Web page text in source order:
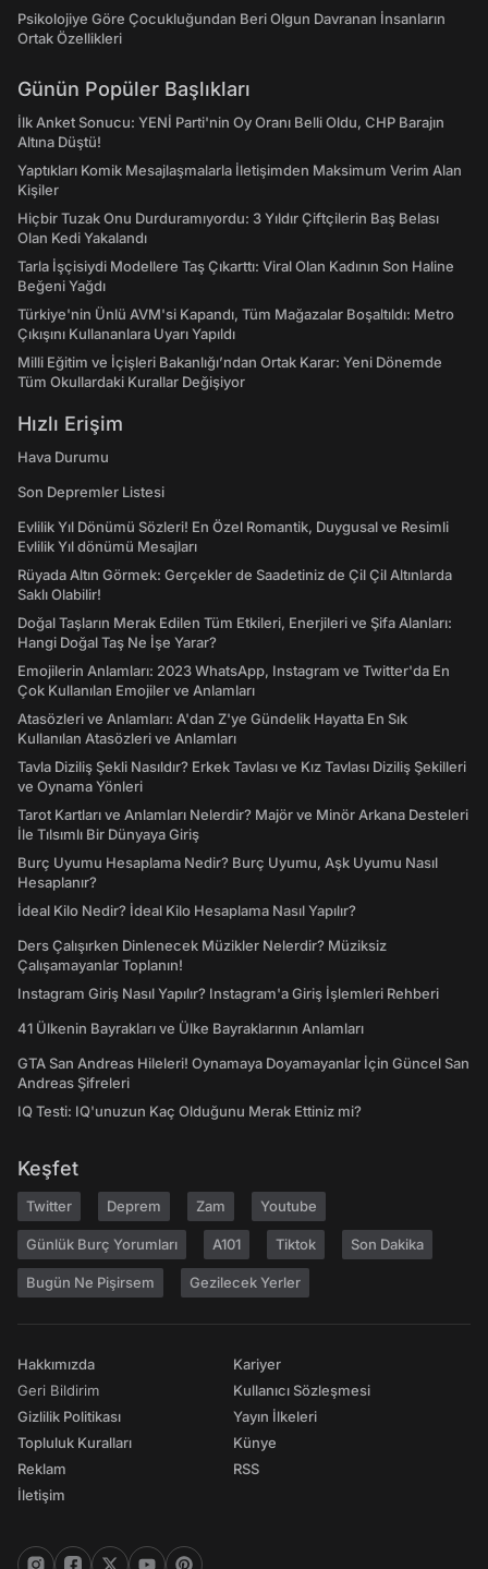
Psikolojiye Göre Çocukluğundan Beri Olgun Davranan İnsanların
Ortak Özellikleri
Günün Popüler Başlıkları
İlk Anket Sonucu: YENİ Parti'nin Oy Oranı Belli Oldu, CHP Barajın
Altına Düştü!
Yaptıkları Komik Mesajlaşmalarla İletişimden Maksimum Verim Alan
Kişiler
Hiçbir Tuzak Onu Durduramıyordu: 3 Yıldır Çiftçilerin Baş Belası
Olan Kedi Yakalandı
Tarla İşçisiydi Modellere Taş Çıkarttı: Viral Olan Kadının Son Haline
Beğeni Yağdı
Türkiye'nin Ünlü AVM'si Kapandı, Tüm Mağazalar Boşaltıldı: Metro
Çıkışını Kullananlara Uyarı Yapıldı
Milli Eğitim ve İçişleri Bakanlığı’ndan Ortak Karar: Yeni Dönemde
Tüm Okullardaki Kurallar Değişiyor
Hızlı Erişim
Hava Durumu
Son Depremler Listesi
Evlilik Yıl Dönümü Sözleri! En Özel Romantik, Duygusal ve Resimli
Evlilik Yıl dönümü Mesajları
Rüyada Altın Görmek: Gerçekler de Saadetiniz de Çil Çil Altınlarda
Saklı Olabilir!
Doğal Taşların Merak Edilen Tüm Etkileri, Enerjileri ve Şifa Alanları:
Hangi Doğal Taş Ne İşe Yarar?
Emojilerin Anlamları: 2023 WhatsApp, Instagram ve Twitter'da En
Çok Kullanılan Emojiler ve Anlamları
Atasözleri ve Anlamları: A'dan Z'ye Gündelik Hayatta En Sık
Kullanılan Atasözleri ve Anlamları
Tavla Diziliş Şekli Nasıldır? Erkek Tavlası ve Kız Tavlası Diziliş Şekilleri
ve Oynama Yönleri
Tarot Kartları ve Anlamları Nelerdir? Majör ve Minör Arkana Desteleri
İle Tılsımlı Bir Dünyaya Giriş
Burç Uyumu Hesaplama Nedir? Burç Uyumu, Aşk Uyumu Nasıl
Hesaplanır?
İdeal Kilo Nedir? İdeal Kilo Hesaplama Nasıl Yapılır?
Ders Çalışırken Dinlenecek Müzikler Nelerdir? Müziksiz
Çalışamayanlar Toplanın!
Instagram Giriş Nasıl Yapılır? Instagram'a Giriş İşlemleri Rehberi
41 Ülkenin Bayrakları ve Ülke Bayraklarının Anlamları
GTA San Andreas Hileleri! Oynamaya Doyamayanlar İçin Güncel San
Andreas Şifreleri
IQ Testi: IQ'unuzun Kaç Olduğunu Merak Ettiniz mi?
Keşfet
Twitter Deprem Zam Youtube
Günlük Burç Yorumları A101 Tiktok Son Dakika
Bugün Ne Pişirsem Gezilecek Yerler
Hakkımızda
Geri Bildirim
Gizlilik Politikası
Topluluk Kuralları
Reklam
İletişim
Kariyer
Kullanıcı Sözleşmesi
Yayın İlkeleri
Künye
RSS